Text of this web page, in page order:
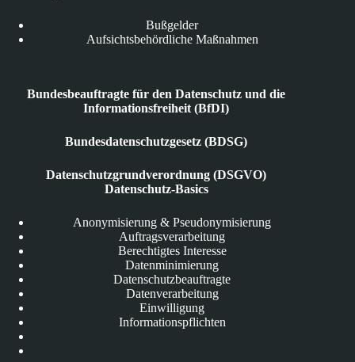
Bußgelder
Aufsichtsbehördliche Maßnahmen
Bundesbeauftragte für den Datenschutz und die
Informationsfreiheit (BfDI)
Bundesdatenschutzgesetz (BDSG)
Datenschutzgrundverordnung (DSGVO)
Datenschutz-Basics
Anonymisierung & Pseudonymisierung
Auftragsverarbeitung
Berechtigtes Interesse
Datenminimierung
Datenschutzbeauftragte
Datenverarbeitung
Einwilligung
Informationspflichten